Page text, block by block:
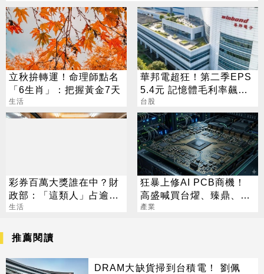
立秋拚轉運！命理師點名
「6生肖」：把握黃金7天
生活
華邦電超狂！第二季EPS
5.4元 記憶體毛利率飆至
70.3%
台股
彩券百萬大獎誰在中？財
政部：「這類人」占逾6
成
生活
狂暴上修AI PCB商機！
高盛喊買台燿、臻鼎、台
產業
推薦閱讀
DRAM大缺貨掃到台積電！ 劉佩